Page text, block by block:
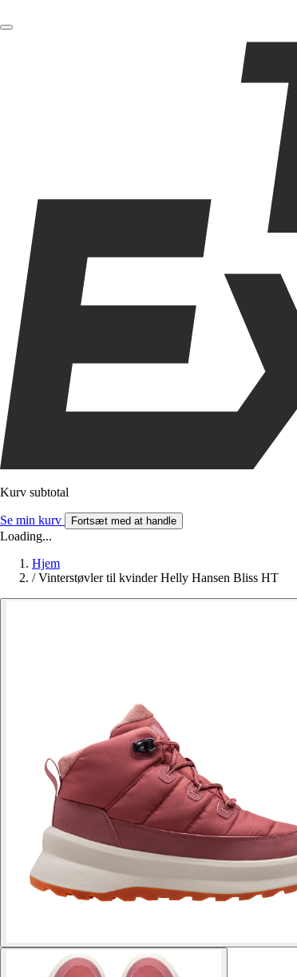
Kurv subtotal
Se min kurv Fortsæt med at handle
Loading...
Hjem
/ Vinterstøvler til kvinder Helly Hansen Bliss HT